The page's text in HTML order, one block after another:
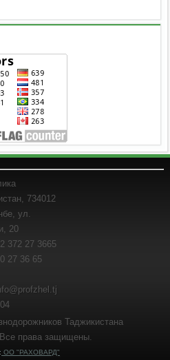
734012
ул.
20
372 27 3665
27 36 65
Таджикистана
права защищены.
ОО "РАХОВАРД"